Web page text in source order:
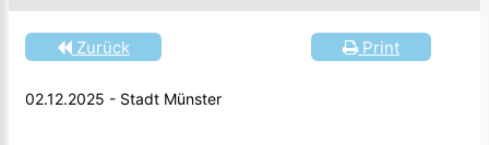
Print
Zurück
02.12.2025 - Stadt Münster